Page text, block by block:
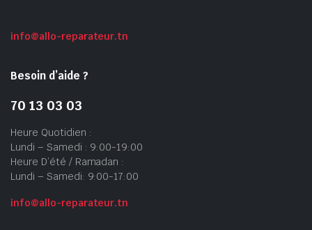
info@allo-reparateur.tn
Besoin d’aide ?
70 13 03 03
Heure Quotidien :
Lundi – Samedi : 9:00-19:00
Heure D’été / Ramadan :
Lundi – Samedi: 9:00-17:00
info@allo-reparateur.tn